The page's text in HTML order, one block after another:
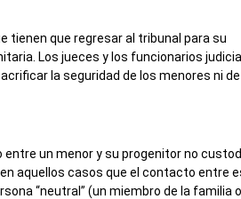
tienen que regresar al tribunal para su
Los jueces y los funcionarios
la seguridad de los menores ni
un menor y su progenitor no
aquellos casos que el contacto entre
“neutral” (un miembro de la familia